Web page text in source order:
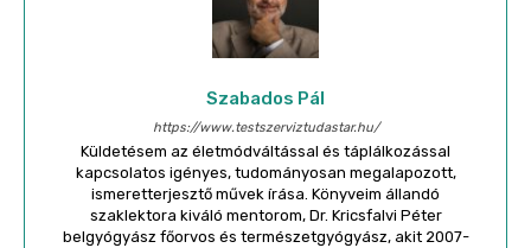
Szabados Pál
https://www.testszerviztudastar.hu/
Küldetésem az életmódváltással és táplálkozással
kapcsolatos igényes, tudományosan megalapozott,
ismeretterjesztő művek írása. Könyveim állandó
szaklektora kiváló mentorom, Dr. Kricsfalvi Péter
belgyógyász főorvos és természetgyógyász, akit 2007-